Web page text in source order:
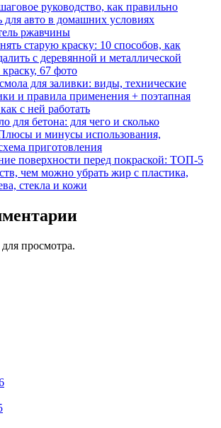
руководство, как правильно
для авто в домашних условиях
ржавчины
старую краску: 10 способов, как
с деревянной и металлической
67 фото
для заливки: виды, технические
и правила применения + поэтапная
с ней работать
для бетона: для чего и сколько
и минусы использования,
приготовления
поверхности перед покраской: ТОП-5
чем можно убрать жир с пластика,
стекла и кожи
просмотра.